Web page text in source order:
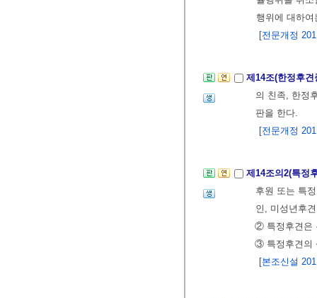
행위에 대하
[전문개정
제14조(한정후
의 친족, 한정
판을 한다.
[전문개정
제14조의2(특정
후원 또는 특
인, 미성년후
② 특정후견은
③ 특정후견의
[본조신설